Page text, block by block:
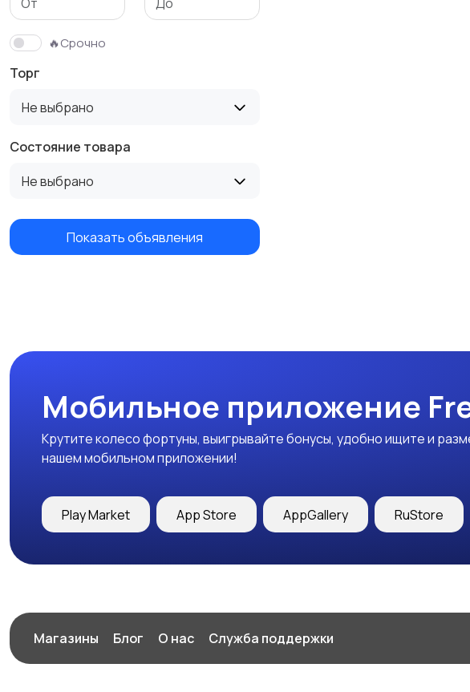
🔥Срочно
Торг
Не выбрано
Состояние товара
Не выбрано
Показать объявления
Мобильное приложение
Крутите колесо фортуны, выигрывайте бонусы, удобно ищите и
нашем мобильном приложении!
Play Market App Store AppGallery RuStore
Магазины Блог О нас Служба поддержки